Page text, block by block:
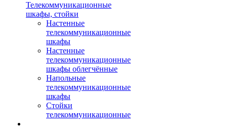
Телекоммуникационные
шкафы, стойки
Настенные
телекоммуникационные
шкафы
Настенные
телекоммуникационные
шкафы облегчённые
Напольные
телекоммуникационные
шкафы
Стойки
телекоммуникационные